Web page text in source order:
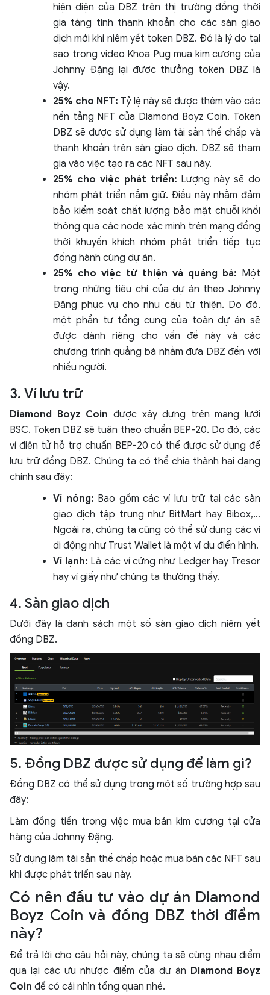
hiện diện của DBZ trên thị trường đồng thời
gia tăng tính thanh khoản cho các sàn giao
dịch mới khi niêm yết token DBZ. Đó là lý do tại
sao trong video Khoa Pug mua kim cương của
Johnny Đặng lại được thưởng token DBZ là
vậy.
25% cho NFT: Tỷ lệ này sẽ được thêm vào các
nền tảng NFT của Diamond Boyz Coin. Token
DBZ sẽ được sử dụng làm tài sản thế chấp và
thanh khoản trên sàn giao dịch. DBZ sẽ tham
gia vào việc tạo ra các NFT sau này.
25% cho việc phát triển: Lượng này sẽ do
nhóm phát triển nắm giữ. Điều này nhằm đảm
bảo kiểm soát chất lượng bảo mật chuỗi khối
thông qua các node xác minh trên mạng đồng
thời khuyến khích nhóm phát triển tiếp tục
đồng hành cùng dự án.
25% cho việc từ thiện và quảng bá: Một
trong những tiêu chí của dự án theo Johnny
Đặng phục vụ cho nhu cầu từ thiện. Do đó,
một phần tư tổng cung của toàn dự án sẽ
được dành riêng cho vấn đề này và các
chương trình quảng bá nhằm đưa DBZ đến với
nhiều người.
3. Ví lưu trữ
Diamond Boyz Coin được xây dựng trên mạng lưới
BSC. Token DBZ sẽ tuân theo chuẩn BEP-20. Do đó, các
ví điện tử hỗ trợ chuẩn BEP-20 có thể được sử dụng để
lưu trữ đồng DBZ. Chúng ta có thể chia thành hai dạng
chính sau đây:
Ví nóng: Bao gồm các ví lưu trữ tại các sàn
giao dịch tập trung như BitMart hay Bibox,…
Ngoài ra, chúng ta cũng có thể sử dụng các ví
di động như Trust Wallet là một ví dụ điển hình.
Ví lạnh: Là các ví cứng như Ledger hay Tresor
hay ví giấy như chúng ta thường thấy.
4. Sàn giao dịch
Dưới đây là danh sách một số sàn giao dịch niêm yết
đồng DBZ.
5. Đồng DBZ được sử dụng để làm gì?
Đồng DBZ có thể sử dụng trong một số trường hợp sau
đây:
Làm đồng tiền trong việc mua bán kim cương tại cửa
hàng của Johnny Đặng.
Sử dụng làm tài sản thế chấp hoặc mua bán các NFT sau
khi được phát triển sau này.
Có nên đầu tư vào dự án Diamond
Boyz Coin và đồng DBZ thời điểm
này?
Để trả lời cho câu hỏi này, chúng ta sẽ cùng nhau điểm
qua lại các ưu nhược điểm của dự án Diamond Boyz
Coin để có cái nhìn tổng quan nhé.